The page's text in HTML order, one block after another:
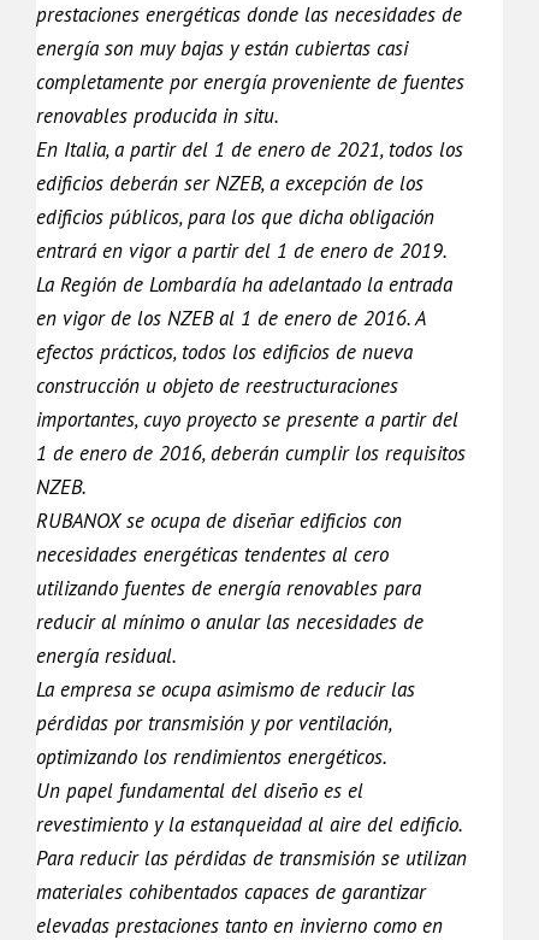
prestaciones energéticas donde las necesidades de
energía son muy bajas y están cubiertas casi
completamente por energía proveniente de fuentes
renovables producida in situ.
En Italia, a partir del 1 de enero de 2021, todos los
edificios deberán ser NZEB, a excepción de los
edificios públicos, para los que dicha obligación
entrará en vigor a partir del 1 de enero de 2019.
La Región de Lombardía ha adelantado la entrada
en vigor de los NZEB al 1 de enero de 2016. A
efectos prácticos, todos los edificios de nueva
construcción u objeto de reestructuraciones
importantes, cuyo proyecto se presente a partir del
1 de enero de 2016, deberán cumplir los requisitos
NZEB.
RUBANOX se ocupa de diseñar edificios con
necesidades energéticas tendentes al cero
utilizando fuentes de energía renovables para
reducir al mínimo o anular las necesidades de
energía residual.
La empresa se ocupa asimismo de reducir las
pérdidas por transmisión y por ventilación,
optimizando los rendimientos energéticos.
Un papel fundamental del diseño es el
revestimiento y la estanqueidad al aire del edificio.
Para reducir las pérdidas de transmisión se utilizan
materiales cohibentados capaces de garantizar
elevadas prestaciones tanto en invierno como en